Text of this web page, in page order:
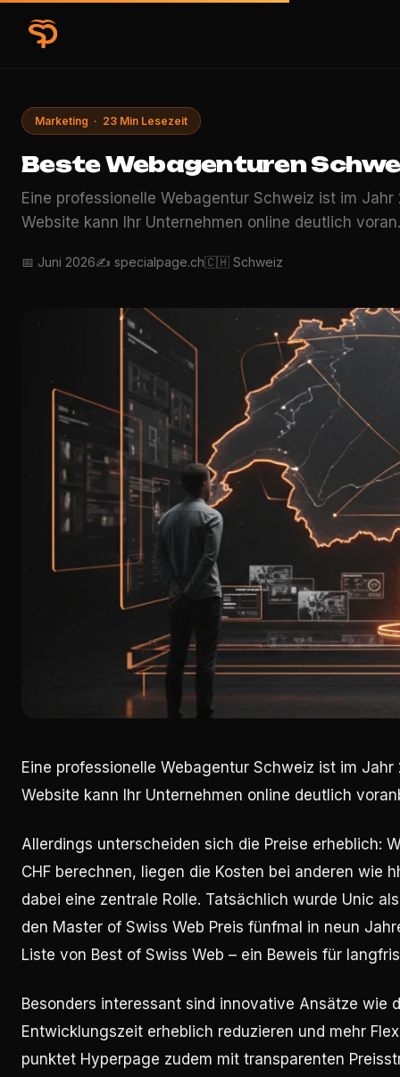
Marketing · 23 Min Lesezeit
Beste Webagenturen
Eine professionelle Webagentur Schweiz ist im
Website kann Ihr Unternehmen online deutlich
📅 Juni 2026✍️ specialpage.ch🇨🇭 Schweiz
Eine professionelle Webagentur Schweiz ist im
Website kann Ihr Unternehmen online deutlich
Allerdings unterscheiden sich die Preise erheblich:
CHF berechnen, liegen die Kosten bei anderen wie
dabei eine zentrale Rolle. Tatsächlich wurde Unic
den Master of Swiss Web Preis fünfmal in neun
Liste von Best of Swiss Web – ein Beweis für
Besonders interessant sind innovative Ansätze wie
Entwicklungszeit erheblich reduzieren und mehr
punktet Hyperpage zudem mit transparenten